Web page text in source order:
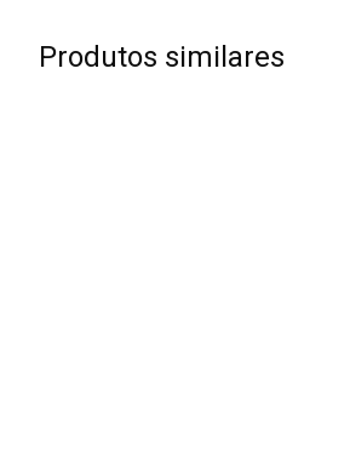
Produtos similares